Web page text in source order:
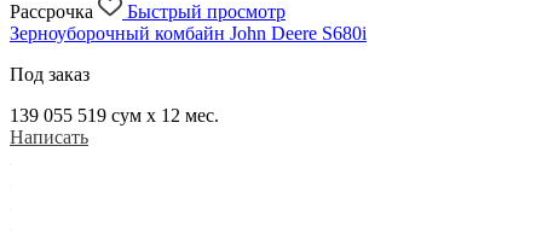
Рассрочка
Быстрый просмотр
Зерноуборочный комбайн John Deere S680i
Под заказ
139 055 519 сум x 12 мес.
Написать